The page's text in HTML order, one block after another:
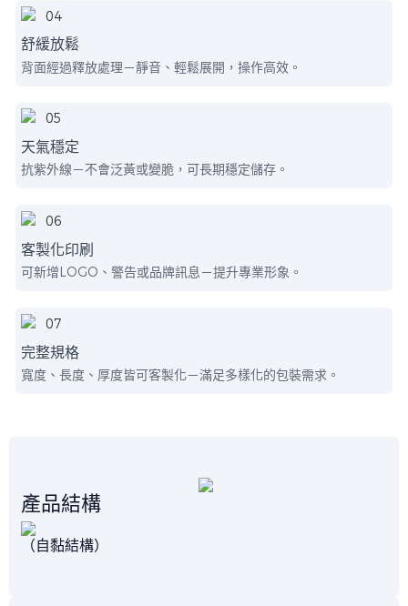
舒緩放鬆
背面經過釋放處理－靜音、輕鬆展開，操作高效。
天氣穩定
抗紫外線－不會泛黃或變脆，可長期穩定儲存。
客製化印刷
可新增LOGO、警告或品牌訊息－提升專業形象。
完整規格
寬度、長度、厚度皆可客製化－滿足多樣化的包裝需求。
產品結構
（自黏結構）